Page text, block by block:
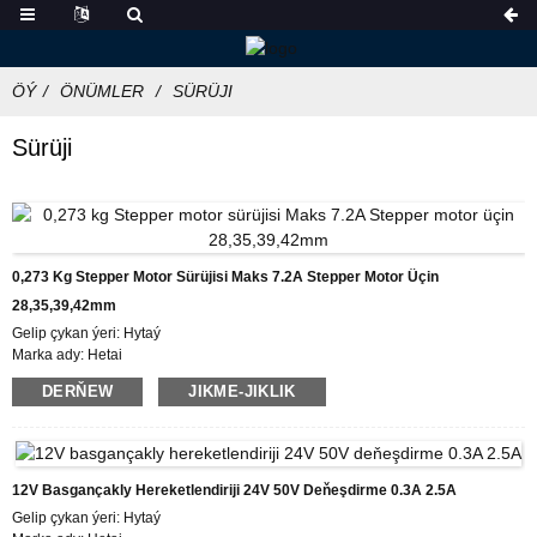
ÖÝ ÖNÜMLER SÜRÜJI
Sürüji
0,273 Kg Stepper Motor Sürüjisi Maks 7.2A Stepper Motor Üçin
28,35,39,42mm
Gelip çykan ýeri: Hytaý
Marka ady: Hetai
Şahadatnama: CE ROHS ISO
Model belgisi: HTD872
Gaplamak jikme-jiklikleri: Içki köpükli guty, palet
Eltip beriş wagty: 7 ~ 10 iş güni
Töleg şertleri: L / C, D / P, T / T, Western Union, MoneyGram
DERŇEW JIKME-JIKLIK
12V Basgançakly Hereketlendiriji 24V 50V Deňeşdirme 0.3A 2.5A
Gelip çykan ýeri: Hytaý